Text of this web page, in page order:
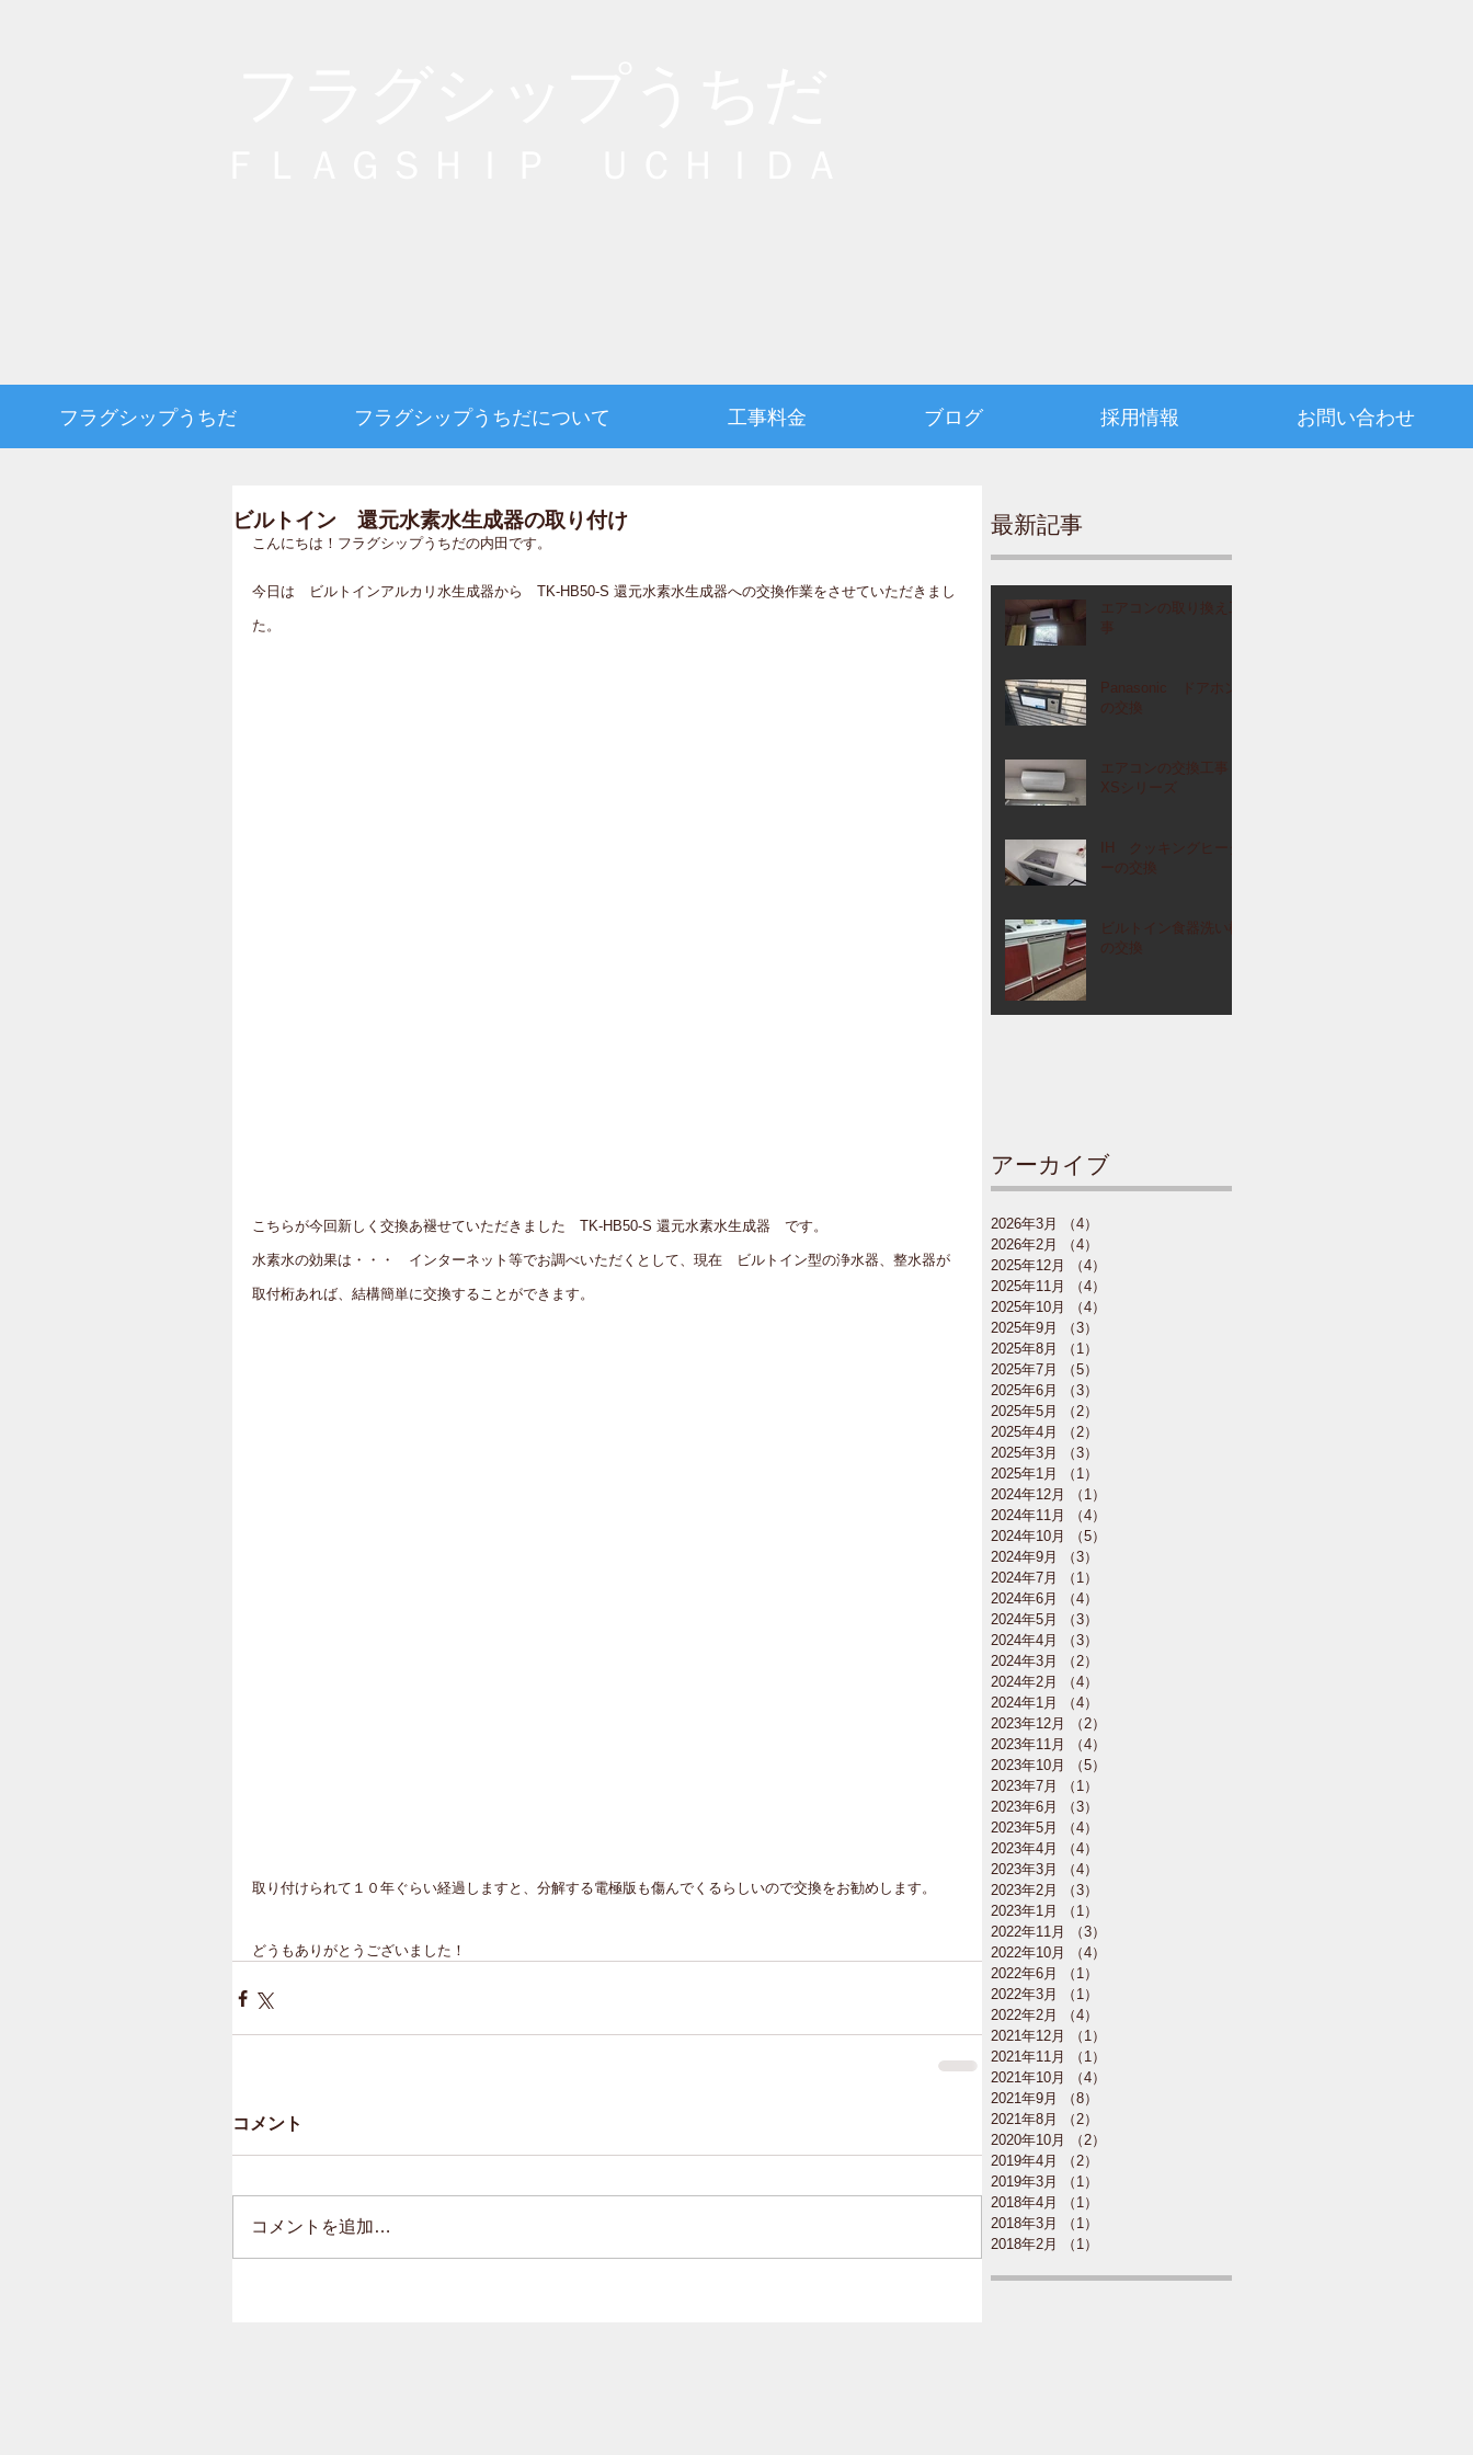
ビルトイン 還元水素水生成器の取り付け
こんにちは！フラグシップうちだの内田です。
今日は　ビルトインアルカリ水生成器から　TK-HB50-S 還元水素水生成器への交換作業をさせていただきまし
た。
こちらが今回新しく交換あ褪せていただきました　TK-HB50-S 還元水素水生成器　です。
水素水の効果は・・・　インターネット等でお調べいただくとして、現在　ビルトイン型の浄水器、整水器が
取付桁あれば、結構簡単に交換することができます。
取り付けられて１０年ぐらい経過しますと、分解する電極版も傷んでくるらしいので交換をお勧めします。
どうもありがとうございました！
コメント
コメントを追加…
最新記事
エアコンの取り換え工
Panasonic ドアホン
の交換
エアコンの交換工事
XSシリーズ
IH クッキングヒータ
ーの交換
ビルトイン食器洗い機
の交換
アーカイブ
2026年3月 （4）
2026年2月
（4）
2025年12月
（4）
2025年11月
（4）
2025年10月
（4）
2025年9月
（3）
2025年8月
（1）
2025年7月
（5）
2025年6月
（3）
2025年5月
（2）
2025年4月
（2）
2025年3月
（3）
2025年1月
（1）
2024年12月
（1）
2024年11月
（4）
2024年10月
（5）
2024年9月
（3）
2024年7月
（1）
2024年6月
（4）
2024年5月
（3）
2024年4月
（3）
2024年3月
（2）
2024年2月
（4）
2024年1月
（4）
2023年12月
（2）
2023年11月
（4）
2023年10月
（5）
2023年7月
（1）
2023年6月
（3）
2023年5月
（4）
2023年4月
（4）
2023年3月
（4）
2023年2月
（3）
2023年1月
（1）
2022年11月
（3）
2022年10月
（4）
2022年6月
（1）
2022年3月
（1）
2022年2月
（4）
2021年12月
（1）
2021年11月
（1）
2021年10月
（4）
2021年9月
（8）
2021年8月
（2）
2020年10月
（2）
2019年4月
（2）
2019年3月
（1）
2018年4月
（1）
2018年3月
（1）
2018年2月
（1）
フラグシップうちだ フラグシップうちだについて 工事料金 ブログ 採用情報 お問い合わせ